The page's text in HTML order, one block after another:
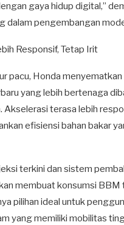
gaya hidup digital,”
dalam pengembangan
Responsif, Tetap Irit
pacu, Honda
yang lebih bertenaga
Akselerasi terasa lebih
efisiensi bahan bakar
terkini dan sistem
membuat konsumsi BBM
pilihan ideal untuk
yang memiliki mobilitas